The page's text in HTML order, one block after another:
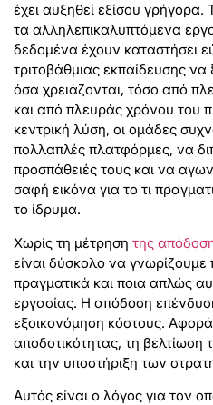
έχει αυξηθεί εξίσου
τα αλληλεπικαλυπτόμενα
δεδομένα έχουν καταστήσει
τριτοβάθμιας εκπαίδευσης
όσα χρειάζονται, τόσο από
και από πλευράς χρόνου του
κεντρική λύση, οι ομάδες
πολλαπλές πλατφόρμες, να
προσπάθειές τους και να
σαφή εικόνα για το τι
το ίδρυμα.
Χωρίς τη μέτρηση της
είναι δύσκολο να
πραγματικά και ποια απλώς
εργασίας. Η απόδοση
εξοικονόμηση κόστους.
αποδοτικότητας, τη βελτίωση
και την υποστήριξη των
Αυτός είναι ο λόγος για τον